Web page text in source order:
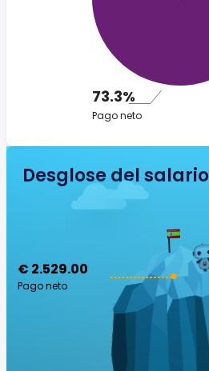
73.3%
Pago neto
Desglose del salario
€ 2.529.00
Pago neto